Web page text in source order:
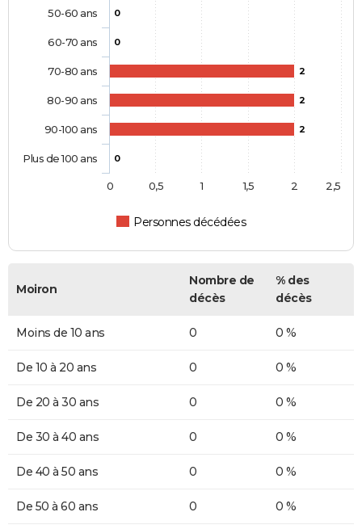
0
0
2
2
2
0
Personnes décédées
50-60 ans
60-70 ans
70-80 ans
80-90 ans
90-100 ans
Plus de 100 ans
0 0,5 1 1,5 2 2,5
Moiron
Nombre de
décès
% des
décès
Moins de 10 ans 0 0 %
De 10 à 20 ans 0 0 %
De 20 à 30 ans 0 0 %
De 30 à 40 ans 0 0 %
De 40 à 50 ans 0 0 %
De 50 à 60 ans 0 0 %